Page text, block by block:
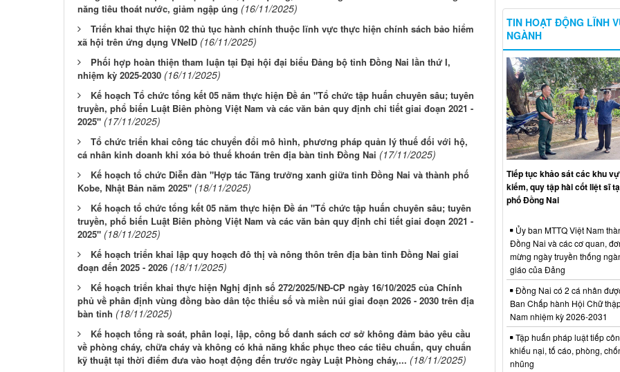
năng tiêu thoát nước, giảm ngập úng (16/11/2025)
Triển khai thực hiện 02 thủ tục hành chính thuộc lĩnh vực thực hiện chính sách bảo hiểm
xã hội trên ứng dụng VNeID (16/11/2025)
Phối hợp hoàn thiện tham luận tại Đại hội đại biểu Đảng bộ tỉnh Đồng Nai lần thứ I,
nhiệm kỳ 2025-2030 (16/11/2025)
Kế hoạch Tổ chức tổng kết 05 năm thực hiện Đề án "Tổ chức tập huấn chuyên sâu; tuyên
truyền, phổ biến Luật Biên phòng Việt Nam và các văn bản quy định chi tiết giai đoạn 2021 -
2025" (17/11/2025)
Tổ chức triển khai công tác chuyển đổi mô hình, phương pháp quản lý thuế đối với hộ,
cá nhân kinh doanh khi xóa bỏ thuế khoán trên địa bàn tỉnh Đồng Nai (17/11/2025)
Kế hoạch tổ chức Diễn đàn "Hợp tác Tăng trưởng xanh giữa tỉnh Đồng Nai và thành phố
Kobe, Nhật Bản năm 2025" (18/11/2025)
Kế hoạch tổ chức tổng kết 05 năm thực hiện Đề án "Tổ chức tập huấn chuyên sâu; tuyên
truyền, phổ biến Luật Biên phòng Việt Nam và các văn bản quy định chi tiết giai đoạn 2021 -
2025" (18/11/2025)
Kế hoạch triển khai lập quy hoạch đô thị và nông thôn trên địa bàn tỉnh Đồng Nai giai
đoạn đến 2025 - 2026 (18/11/2025)
Kế hoạch triển khai thực hiện Nghị định số 272/2025/NĐ-CP ngày 16/10/2025 của Chính
phủ về phân định vùng đồng bào dân tộc thiểu số và miền núi giai đoạn 2026 - 2030 trên địa
bàn tỉnh (18/11/2025)
Kế hoạch tổng rà soát, phân loại, lập, công bố danh sách cơ sở không đảm bảo yêu cầu
về phòng cháy, chữa cháy và không có khả năng khắc phục theo các tiêu chuẩn, quy chuẩn
kỹ thuật tại thời điểm đưa vào hoạt động đến trước ngày Luật Phòng cháy,... (18/11/2025)
TIN HOẠT ĐỘNG LĨNH
NGÀNH
Tiếp tục khảo sát các khu
kiếm, quy tập hài cốt liệt sĩ
phố Đồng Nai
Ủy ban MTTQ Việt Nam
Đồng Nai và các cơ quan,
mừng ngày truyền thống
giáo của Đảng
Đồng Nai có 2 cá nhân
Ban Chấp hành Hội Chữ
Nam nhiệm kỳ 2026-2031
Tập huấn pháp luật tiếp
khiếu nại, tố cáo, phòng,
nhũng